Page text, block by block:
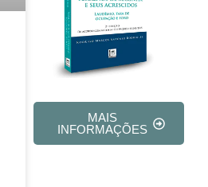
MAIS
INFORMAÇÕES